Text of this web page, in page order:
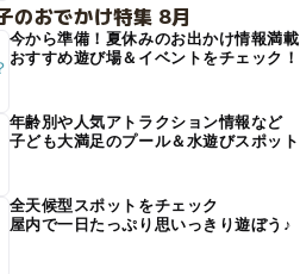
のおでかけ特集 8月
今から準備！夏休みのお出かけ情報満載
おすすめ遊び場＆イベントをチェック！
年齢別や人気アトラクション情報など
子ども大満足のプール＆水遊びスポット
全天候型スポットをチェック
屋内で一日たっぷり思いっきり遊ぼう♪